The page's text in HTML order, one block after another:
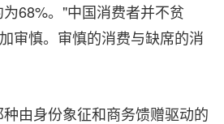
68%。"中国消费者并不贫
审慎。审慎的消费与缺席的消
由身份象征和商务馈赠驱动的